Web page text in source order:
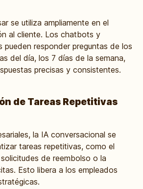
se utiliza ampliamente en el
al cliente. Los chatbots y
pueden responder preguntas de los
del día, los 7 días de la semana,
precisas y consistentes.
de Tareas Repetitivas
la IA conversacional se
tareas repetitivas, como el
de reembolso o la
Esto libera a los empleados